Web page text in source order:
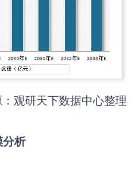
观研天下数据中心整理
分析